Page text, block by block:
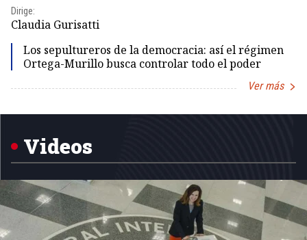
Dirige:
Claudia Gurisatti
Los sepultureros de la democracia: así el régimen
Ortega-Murillo busca controlar todo el poder
Ver más
1
Videos